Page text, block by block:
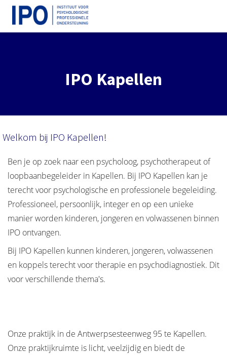
IPO Kapellen
Welkom bij IPO Kapellen!
Ben je op zoek naar een psycholoog, psychotherapeut of
loopbaanbegeleider in Kapellen. Bij IPO Kapellen kan je
terecht voor psychologische en professionele begeleiding.
Professioneel, persoonlijk, integer en op een unieke
manier worden kinderen, jongeren en volwassenen binnen
IPO ontvangen.
Bij IPO Kapellen kunnen kinderen, jongeren, volwassenen
en koppels terecht voor therapie en psychodiagnostiek. Dit
voor verschillende thema's.
Onze praktijk in de Antwerpsesteenweg 95 te Kapellen.
Onze praktijkruimte is licht, veelzijdig en biedt de